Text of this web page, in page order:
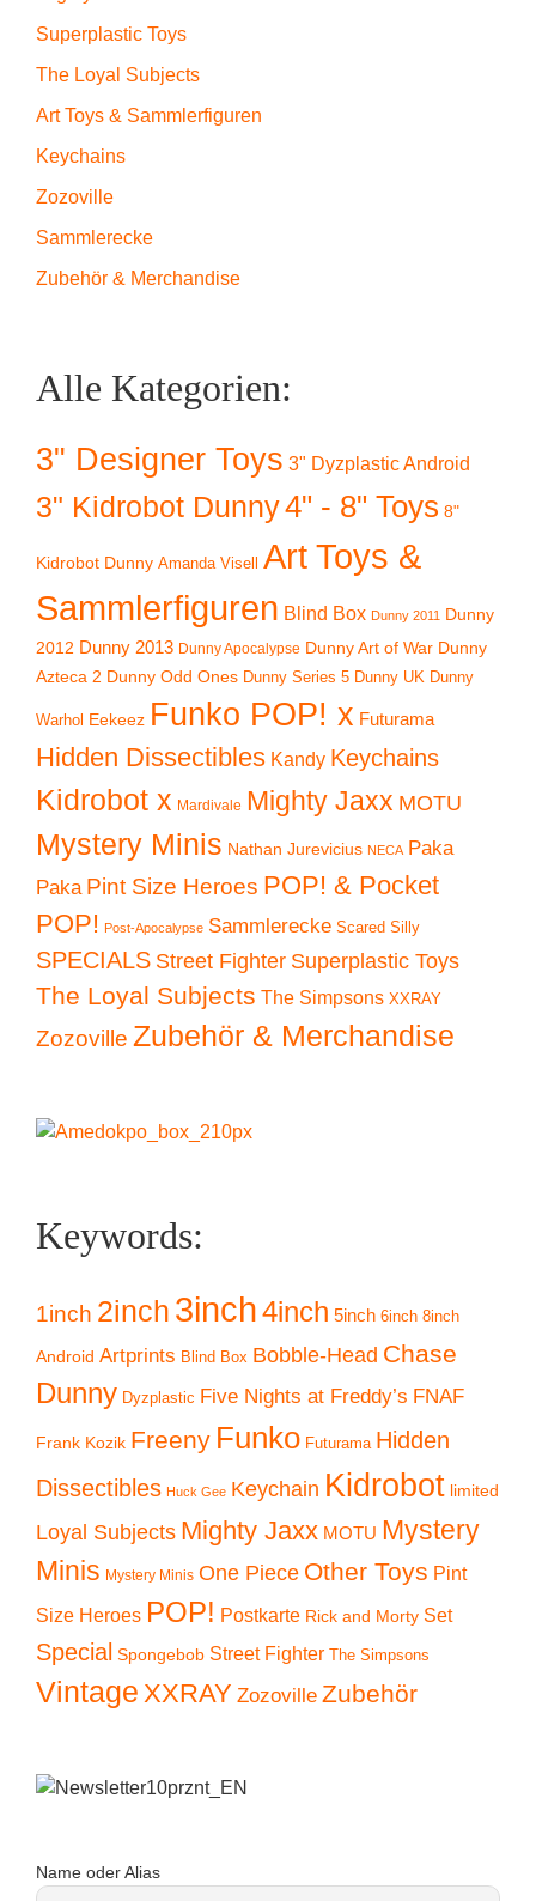
Superplastic Toys
The Loyal Subjects
Art Toys & Sammlerfiguren
Keychains
Zozoville
Sammlerecke
Zubehör & Merchandise
Alle Kategorien:
3" Designer Toys 3" Dyzplastic Android
3" Kidrobot Dunny4" - 8" Toys 8"
Kidrobot Dunny Amanda Visell Art Toys &
Sammlerfiguren Blind Box Dunny 2011 Dunny
2012 Dunny 2013 Dunny Apocalypse Dunny Art of War Dunny
Azteca 2 Dunny Odd Ones Dunny Series 5 Dunny UK Dunny
Warhol Eekeez Funko POP! x Futurama
Hidden Dissectibles Kandy Keychains
Kidrobot x Mardivale Mighty Jaxx MOTU
Mystery Minis Nathan Jurevicius NECA Paka
Paka Pint Size Heroes POP! & Pocket
POP! Post-Apocalypse Sammlerecke Scared Silly
SPECIALS Street Fighter Superplastic Toys
The Loyal Subjects The Simpsons XXRAY
Zozoville Zubehör & Merchandise
Keywords:
1inch 2inch 3inch4inch 5inch 6inch 8inch
Android Artprints Blind Box Bobble-Head Chase
Dunny Dyzplastic Five Nights at Freddy’s FNAF
Frank Kozik Freeny Funko Futurama Hidden
Dissectibles Huck Gee Keychain Kidrobot limited
Loyal Subjects Mighty Jaxx MOTU Mystery
Minis Mystery Minis One Piece Other Toys Pint
Size Heroes POP! Postkarte Rick and Morty Set
Special Spongebob Street Fighter The Simpsons
Vintage XXRAY Zozoville Zubehör
Name oder Alias